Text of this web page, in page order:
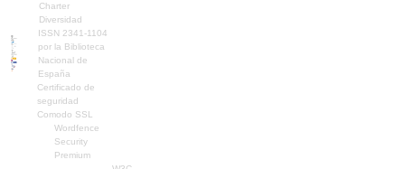
Charter
Diversidad
ISSN 2341-1104
por la Biblioteca
Nacional de
España
Certificado de
seguridad
Comodo SSL
Wordfence
Security
Premium